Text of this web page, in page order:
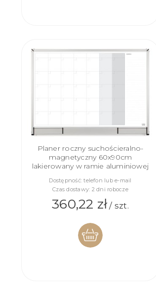
Planer roczny suchościeralno-
magnetyczny 60x90cm
lakierowany w ramie aluminiowej
Dostępność: telefon lub e-mail
Czas dostawy: 2 dni robocze
360,22 zł/ szt.